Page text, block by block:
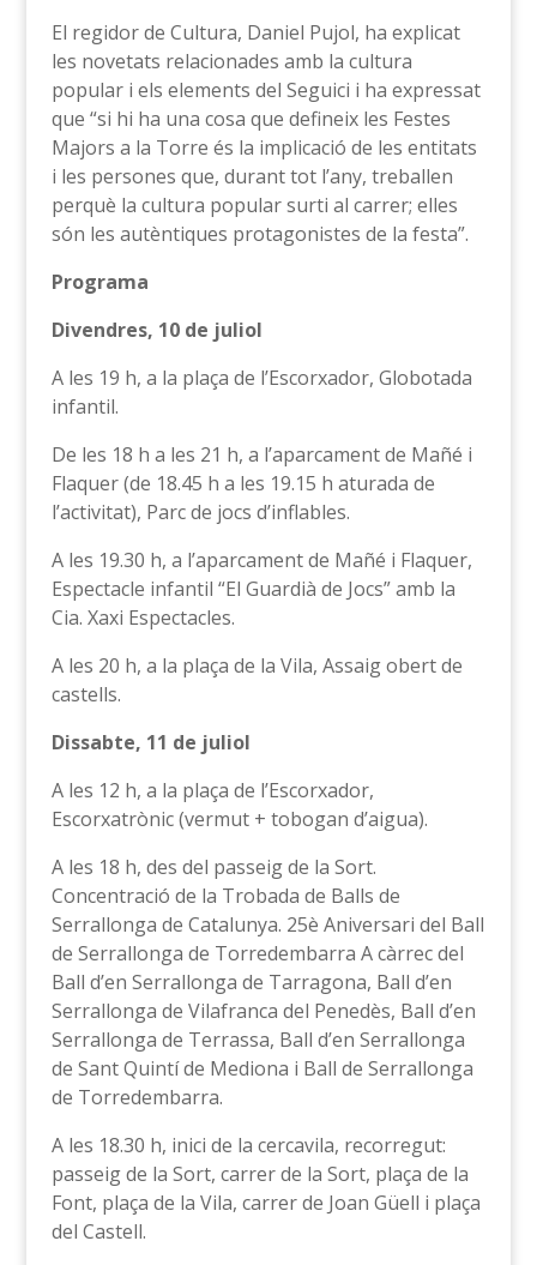
El regidor de Cultura, Daniel Pujol, ha explicat
les novetats relacionades amb la cultura
popular i els elements del Seguici i ha expressat
que “si hi ha una cosa que defineix les Festes
Majors a la Torre és la implicació de les entitats
i les persones que, durant tot l’any, treballen
perquè la cultura popular surti al carrer; elles
són les autèntiques protagonistes de la festa”.
Programa
Divendres, 10 de juliol
A les 19 h, a la plaça de l’Escorxador, Globotada
infantil.
De les 18 h a les 21 h, a l’aparcament de Mañé i
Flaquer (de 18.45 h a les 19.15 h aturada de
l’activitat), Parc de jocs d’inflables.
A les 19.30 h, a l’aparcament de Mañé i Flaquer,
Espectacle infantil “El Guardià de Jocs” amb la
Cia. Xaxi Espectacles.
A les 20 h, a la plaça de la Vila, Assaig obert de
castells.
Dissabte, 11 de juliol
A les 12 h, a la plaça de l’Escorxador,
Escorxatrònic (vermut + tobogan d’aigua).
A les 18 h, des del passeig de la Sort.
Concentració de la Trobada de Balls de
Serrallonga de Catalunya. 25è Aniversari del Ball
de Serrallonga de Torredembarra A càrrec del
Ball d’en Serrallonga de Tarragona, Ball d’en
Serrallonga de Vilafranca del Penedès, Ball d’en
Serrallonga de Terrassa, Ball d’en Serrallonga
de Sant Quintí de Mediona i Ball de Serrallonga
de Torredembarra.
A les 18.30 h, inici de la cercavila, recorregut:
passeig de la Sort, carrer de la Sort, plaça de la
Font, plaça de la Vila, carrer de Joan Güell i plaça
del Castell.